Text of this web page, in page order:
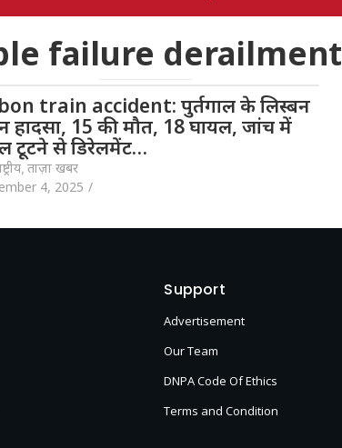
failure derailment
train accident: पुर्तगाल के लिस्बन
हादसा, 15 की मौत, 18 घायल, जांच में
टूटने से डिरेलमेंट…
, ताज़ा खबर
4, 2025 /
Support
Advertisement
Our Team
DNPA Code Of Ethics
Terms and Condition